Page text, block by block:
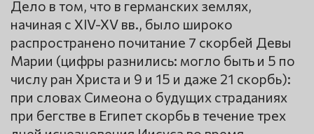
Дело в том, что в германских землях,
начиная с XIV-XV вв., было широко
распространено почитание 7 скорбей Девы
Марии (цифры разнились: могло быть и 5 по
числу ран Христа и 9 и 15 и даже 21 скорбь):
при словах Симеона о будущих страданиях
при бегстве в Египет скорбь в течение трех